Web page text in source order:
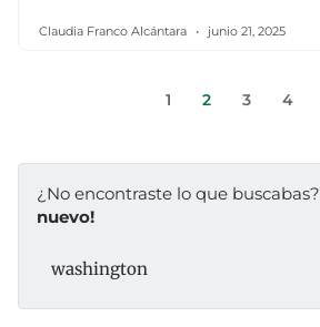
Claudia Franco Alcántara junio 21, 2025
1 2 3 4
¿No encontraste lo que buscabas?
nuevo!